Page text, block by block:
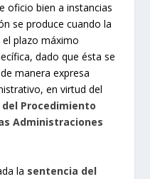
oficio bien a instancias
se produce cuando la
plazo máximo
dado que ésta se
manera expresa
en virtud del
del Procedimiento
Administraciones
la sentencia del